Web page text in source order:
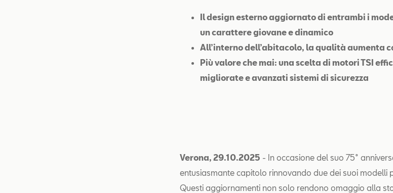
Il design esterno aggiornato di entrambi i
un carattere giovane e dinamico
All’interno dell’abitacolo, la qualità aumenta
Più valore che mai: una scelta di motori TSI
migliorate e avanzati sistemi di sicurezza
Verona, 29.10.2025 - In occasione del suo 75°
entusiasmante capitolo rinnovando due dei suoi modelli
Questi aggiornamenti non solo rendono omaggio alla